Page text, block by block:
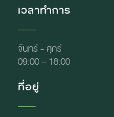
เวลาทำการ
จันทร์ - ศุกร์
09:00 – 18:00
ที่อยู่